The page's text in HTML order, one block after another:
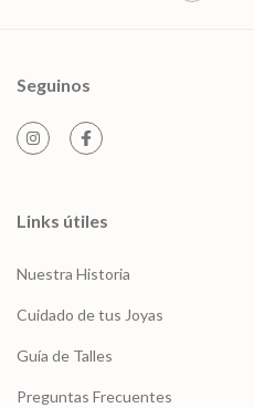
Seguinos
Links útiles
Nuestra Historia
Cuidado de tus Joyas
Guía de Talles
Preguntas Frecuentes